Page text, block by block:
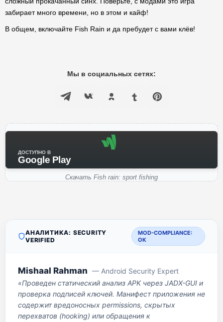
забирает много времени, но в этом и кайф!
В общем, включайте Fish Rain и да пребудет с вами клёв!
Мы в социальных сетях:
ДОСТУПНО В
Google Play
Скачать Fish rain: sport fishing
АНАЛИТИКА: SECURITY
VERIFIED
MOD-COMPLIANCE:
OK
Mishaal Rahman — Android Security Expert
«Проведен статический анализ APK через JADX-GUI и
проверка подписей ключей. Манифест приложения не
содержит вредоносных permissions, скрытых
перехватов (hooking) или обращения к